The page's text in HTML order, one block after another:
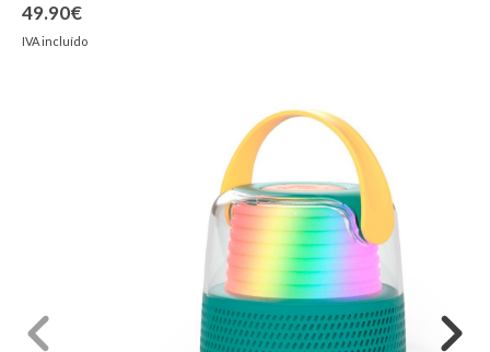
49.90€
IVA incluído